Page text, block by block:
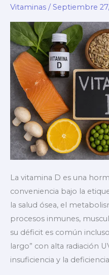
usa
cada
uno
(sueño,
estrés,
rendimiento,
dolores
musculares)
Vitaminas / Septiembre
La vitamina D es una
conveniencia bajo la
la salud ósea, el
procesos inmunes,
su déficit es común
largo” con alta radiación
insuficiencia y la